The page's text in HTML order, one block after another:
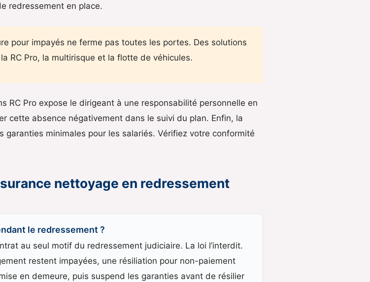
redressement en place.
pour impayés ne ferme pas toutes les portes. Des solutions
RC Pro, la multirisque et la flotte de véhicules.
RC Pro expose le dirigeant à une responsabilité personnelle en
cette absence négativement dans le suivi du plan. Enfin, la
minimales pour les salariés. Vérifiez votre conformité
nettoyage en redressement
le redressement ?
au seul motif du redressement judiciaire. La loi l’interdit.
restent impayées, une résiliation pour non-paiement
en demeure, puis suspend les garanties avant de résilier